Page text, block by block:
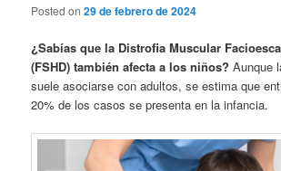
Posted on29 de febrero de 2024
¿Sabías que la Distrofia Muscular
(FSHD) también afecta a los niños? Aunque
suele asociarse con adultos, se estima que
20% de los casos se presenta en la infancia.